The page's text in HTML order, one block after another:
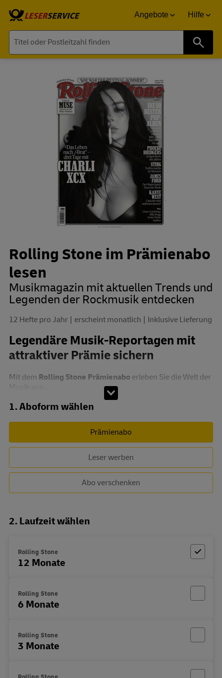
Angebote Hilfe
Rolling Stone im Prämienabo
lesen
Musikmagazin mit aktuellen Trends und
Legenden der Rockmusik entdecken
12 Hefte pro Jahr erscheint monatlich Inklusive Lieferung
Legendäre Musik-Reportagen mit
attraktiver Prämie sichern
Mit dem Rolling Stone Prämienabo erleben Sie die Welt der
Abo zusammenstellen
1. Aboform wählen
Prämienabo
Leser werben
Abo verschenken
2. Laufzeit wählen
Rolling Stone
12 Monate
Rolling Stone
6 Monate
Rolling Stone
3 Monate